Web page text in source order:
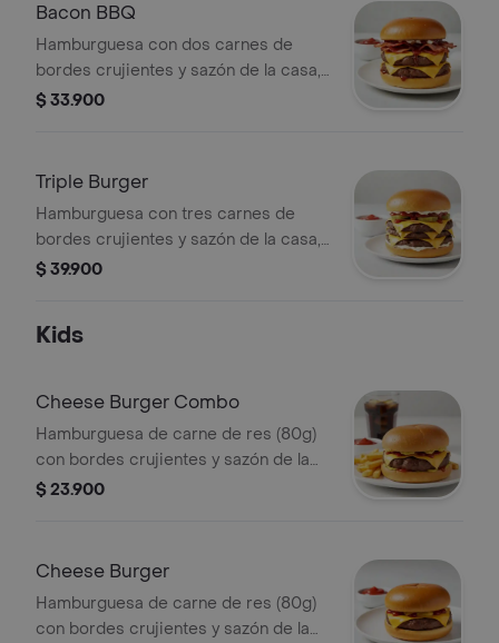
Bacon BBQ
Hamburguesa con dos carnes de
bordes crujientes y sazón de la casa,
queso americano, Salsa BBQ, cebolla
$ 33.900
Triple Burger
Hamburguesa con tres carnes de
bordes crujientes y sazón de la casa,
queso americano, cebolla asada,
tostado.
$ 39.900
Kids
Cheese Burger Combo
Hamburguesa de carne de res (80g)
con bordes crujientes y sazón de la
casa ketchup, mayonesa y queso
$ 23.900
Cheese Burger
Hamburguesa de carne de res (80g)
con bordes crujientes y sazón de la